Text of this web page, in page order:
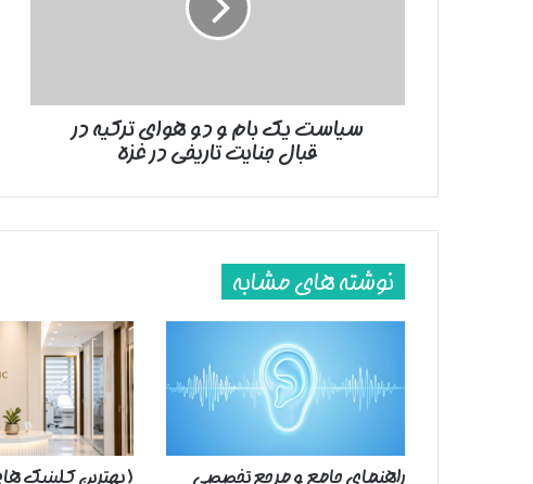
قبال
غزه
سیاست یک بام و دو هوای ترکیه در
قبال جنایت تاریخی در غزه
نوشته های مشابه
راهنمای جامع و مرجع تخصصی ( بهترین کلینیک